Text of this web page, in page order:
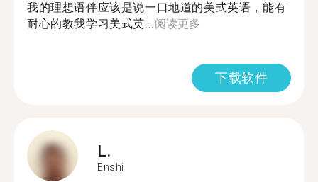
我的理想语伴应该是说一口地道的美式英语，能有
耐心的教我学习美式英...阅读更多
下载软件
L.
Enshi